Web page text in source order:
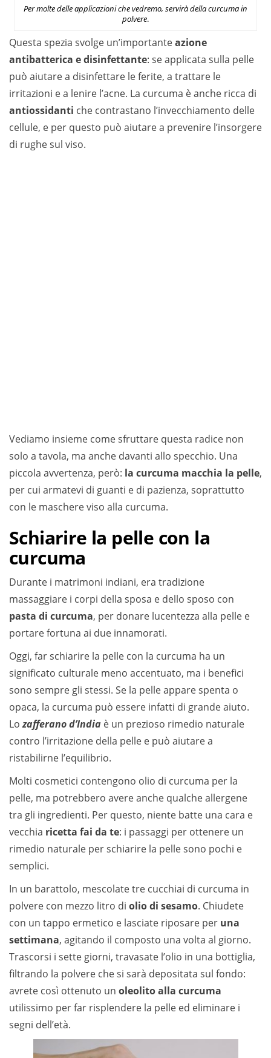
Per molte delle applicazioni che vedremo, servirà della curcuma in
polvere.
Questa spezia svolge un’importanteazione
antibatterica e disinfettante: se applicata sulla pelle
può aiutare a disinfettare le ferite, a trattare le
irritazioni e a lenire l’acne. La curcuma è anche ricca di
antiossidanti che contrastano l’invecchiamento delle
cellule, e per questo può aiutare a prevenire l’insorgere
di rughe sul viso.
Vediamo insieme come sfruttare questa radice non
solo a tavola, ma anche davanti allo specchio. Una
piccola avvertenza, però: la curcuma macchia la pelle,
per cui armatevi di guanti e di pazienza, soprattutto
con le maschere viso alla curcuma.
Schiarire la pelle con la
curcuma
Durante i matrimoni indiani, era tradizione
massaggiare i corpi della sposa e dello sposo con
pasta di curcuma, per donare lucentezza alla pelle e
portare fortuna ai due innamorati.
Oggi, far schiarire la pelle con la curcuma ha un
significato culturale meno accentuato, ma i benefici
sono sempre gli stessi. Se la pelle appare spenta o
opaca, la curcuma può essere infatti di grande aiuto.
Lozafferano d’India è un prezioso rimedio naturale
contro l’irritazione della pelle e può aiutare a
ristabilirne l’equilibrio.
Molti cosmetici contengono olio di curcuma per la
pelle, ma potrebbero avere anche qualche allergene
tra gli ingredienti. Per questo, niente batte una cara e
vecchia ricetta fai da te: i passaggi per ottenere un
rimedio naturale per schiarire la pelle sono pochi e
semplici.
In un barattolo, mescolate tre cucchiai di curcuma in
polvere con mezzo litro di olio di sesamo. Chiudete
con un tappo ermetico e lasciate riposare per una
settimana, agitando il composto una volta al giorno.
Trascorsi i sette giorni, travasate l’olio in una bottiglia,
filtrando la polvere che si sarà depositata sul fondo:
avrete così ottenuto un oleolito alla curcuma
utilissimo per far risplendere la pelle ed eliminare i
segni dell’età.